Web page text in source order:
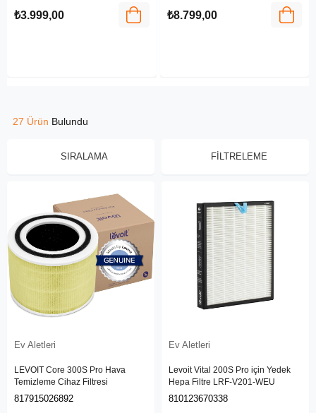
₺3.999,00 ₺8.799,00
FILTRELEME
SIRALAMA
27 Ürün
Ev Aletleri
LEVOIT Core 300S Pro Hava
Temizleme Cihaz Filtresi
817915026892
Ev Aletleri
Levoit Vital 200S Pro için Yedek
Hepa Filtre LRF-V201-WEU
810123670338